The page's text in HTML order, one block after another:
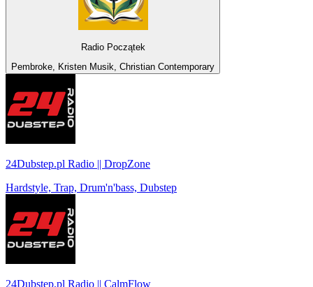
Radio Początek
Pembroke, Kristen Musik, Christian Contemporary
24Dubstep.pl Radio || DropZone
Hardstyle, Trap, Drum'n'bass, Dubstep
24Dubstep.pl Radio || CalmFlow